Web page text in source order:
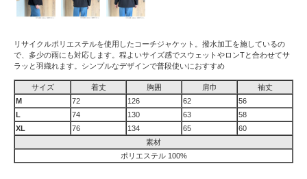
リサイクルポリエステルを使用したコーチジャケット。撥水加工を施しているの
で、多少の雨にも対応します。程よいサイズ感でスウェットやロンTと合わせてサ
ラッと羽織れます。シンプルなデザインで普段使いにおすすめ
サイズ 着丈 胸囲 肩巾
袖丈
M
72 126 62
56
L
74 130 63
58
XL
76 134 65
60
素材
ポリエステル 100%